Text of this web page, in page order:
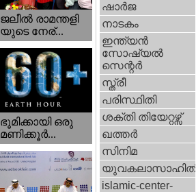
ജലീല്‍ രാമന്തളി
യുടെ നേര്...
ഭൂമിക്കായി ഒരു
മണിക്കൂര്‍...
ഷാര്‍ജ
നാടകം
ഇന്ത്യന്‍
സോഷ്യല്‍
സെന്റര്‍
സ്ത്രീ
പരിസ്ഥിതി
ശക്തി തിയേറ്റഴ്സ്
ഖത്തര്‍
സിനിമ
യുവകലാസാഹിതി
islamic-center-